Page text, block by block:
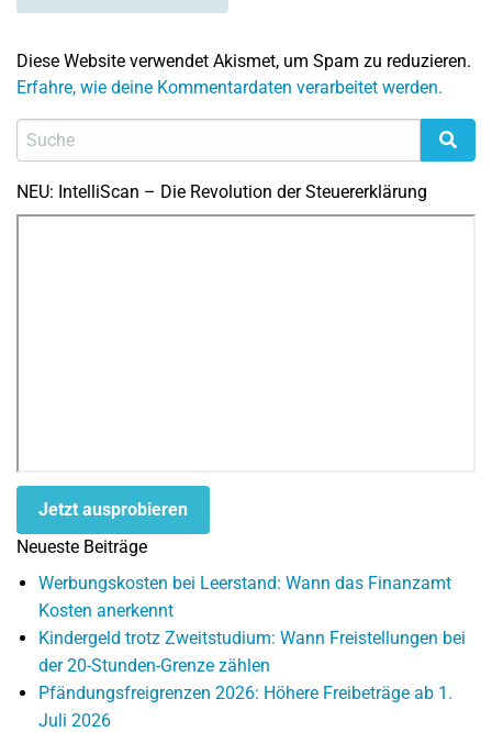
Diese Website verwendet Akismet, um Spam zu reduzieren.
Erfahre, wie deine Kommentardaten verarbeitet werden.
NEU: IntelliScan – Die Revolution der Steuererklärung
Jetzt ausprobieren
Neueste Beiträge
Werbungskosten bei Leerstand: Wann das Finanzamt
Kosten anerkennt
Kindergeld trotz Zweitstudium: Wann Freistellungen bei
der 20-Stunden-Grenze zählen
Pfändungsfreigrenzen 2026: Höhere Freibeträge ab 1.
Juli 2026